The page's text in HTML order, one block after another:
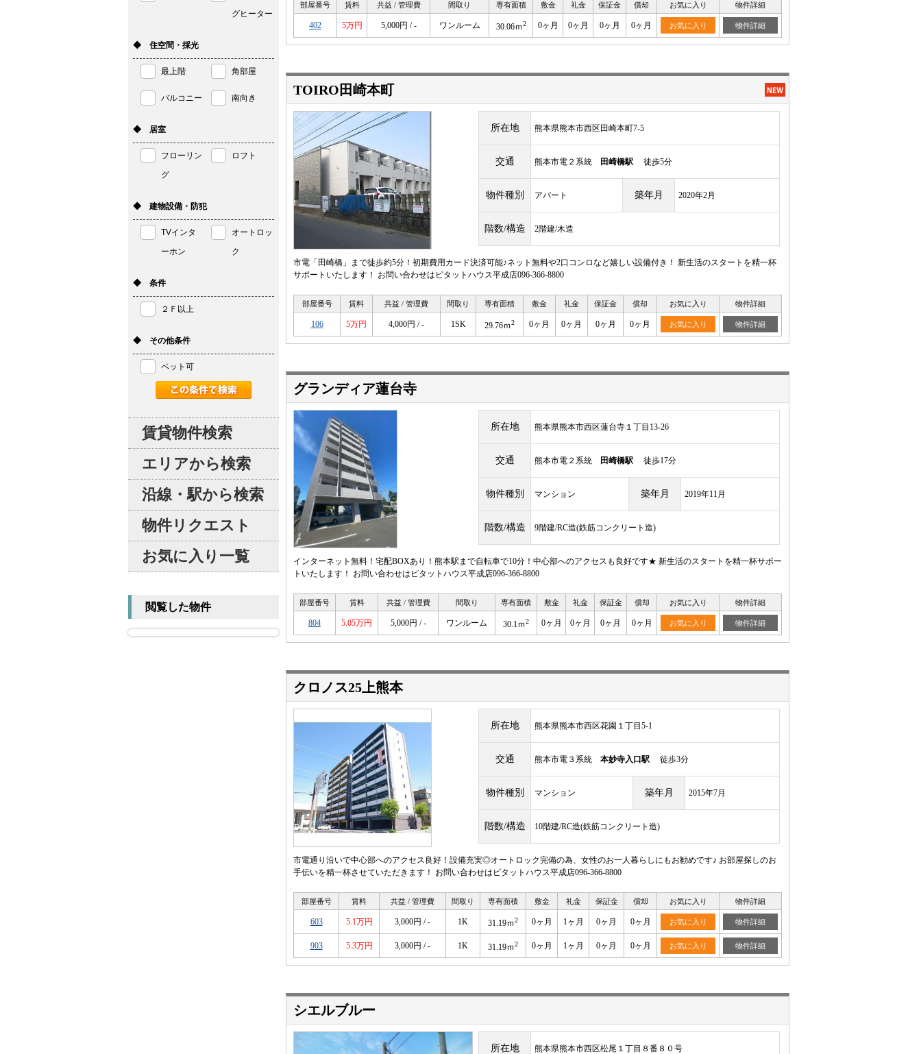
部屋番号 賃料 共益 / 管理費 間取り 専有面積 敷金 礼金 保証金 償却 お気に入り 物件詳細
402 5万円 5,000円 / - ワンルーム 30.06ｍ2 0ヶ月 0ヶ月 0ヶ月 0ヶ月 お気に入り 物件詳細
TOIRO田崎本町
所在地 熊本県熊本市西区田崎本町7-5
交通 熊本市電２系統 田崎橋駅 徒歩5分
物件種別 アパート 築年月 2020年2月
階数/構造 2階建/木造
市電「田崎橋」まで徒歩約5分！初期費用カード決済可能♪ネット無料や2口コンロなど嬉しい設備付き！ 新生活のスタートを精一杯
サポートいたします！ お問い合わせはピタットハウス平成店096-366-8800
部屋番号 賃料 共益 / 管理費 間取り 専有面積 敷金 礼金 保証金 償却 お気に入り 物件詳細
106 5万円 4,000円 / - 1SK 29.76ｍ2 0ヶ月 0ヶ月 0ヶ月 0ヶ月 お気に入り 物件詳細
グランディア蓮台寺
所在地 熊本県熊本市西区蓮台寺１丁目13-26
交通 熊本市電２系統 田崎橋駅 徒歩17分
物件種別 マンション 築年月 2019年11月
階数/構造 9階建/RC造(鉄筋コンクリート造)
インターネット無料！宅配BOXあり！熊本駅まで自転車で10分！中心部へのアクセスも良好です★ 新生活のスタートを精一杯サポー
トいたします！ お問い合わせはピタットハウス平成店096-366-8800
部屋番号 賃料 共益 / 管理費 間取り 専有面積 敷金 礼金 保証金 償却 お気に入り 物件詳細
804 5.05万円 5,000円 / - ワンルーム 30.1ｍ2 0ヶ月 0ヶ月 0ヶ月 0ヶ月 お気に入り 物件詳細
クロノス25上熊本
所在地 熊本県熊本市西区花園１丁目5-1
交通 熊本市電３系統 本妙寺入口駅 徒歩3分
物件種別 マンション 築年月 2015年7月
階数/構造 10階建/RC造(鉄筋コンクリート造)
市電通り沿いで中心部へのアクセス良好！設備充実◎オートロック完備の為、女性のお一人暮らしにもお勧めです♪ お部屋探しのお
手伝いを精一杯させていただきます！ お問い合わせはピタットハウス平成店096-366-8800
部屋番号 賃料 共益 / 管理費 間取り 専有面積 敷金 礼金 保証金 償却 お気に入り 物件詳細
603 5.1万円 3,000円 / - 1K 31.19ｍ2 0ヶ月 1ヶ月 0ヶ月 0ヶ月 お気に入り 物件詳細
903 5.3万円 3,000円 / - 1K 31.19ｍ2 0ヶ月 1ヶ月 0ヶ月 0ヶ月 お気に入り 物件詳細
シエルブルー
所在地 熊本県熊本市西区松尾１丁目８番８０号
グヒーター
◆ 住空間・採光
最上階 角部屋
バルコニー 南向き
◆ 居室
フローリン
グ
ロフト
◆ 建物設備・防犯
TVインタ
ーホン
オートロッ
ク
◆ 条件
２Ｆ以上
◆ その他条件
ペット可
賃貸物件検索
エリアから検索
沿線・駅から検索
物件リクエスト
お気に入り一覧
閲覧した物件